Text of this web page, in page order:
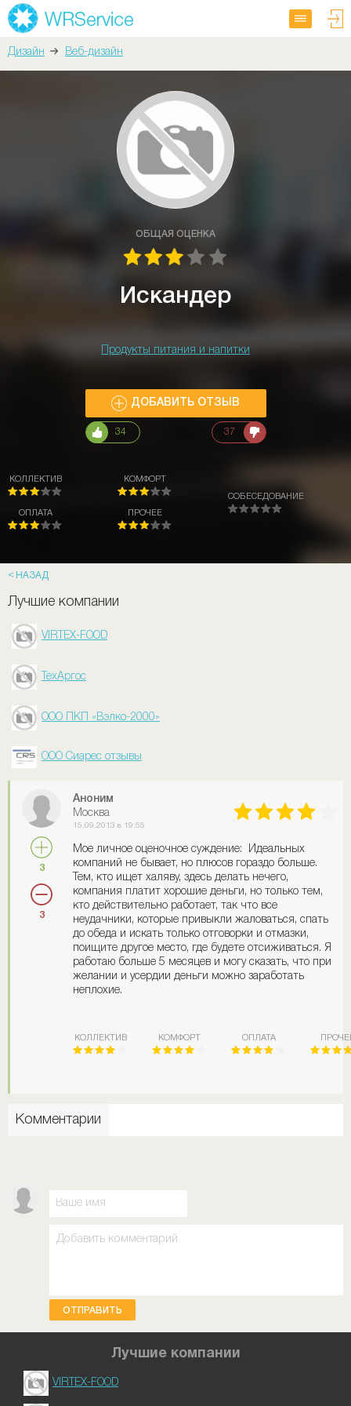
Дизайн Веб-дизайн
ОБЩАЯ ОЦЕНКА
Искандер
Продукты питания и напитки
ДОБАВИТЬ ОТЗЫВ
34 37
КОЛЛЕКТИВ
ОПЛАТА
КОМФОРТ
ПРОЧЕЕ
СОБЕСЕДОВАНИЕ
НАЗАД
Лучшие компании
VIRTEX-FOOD
ТехАргос
ООО ПКП «Вэлко-2000»
ООО Сиарес отзывы
3
3
Аноним
Москва
15.09.2013 в 19:55
Мое личное оценочное суждение: Идеальных
компаний не бывает, но плюсов гораздо больше.
Тем, кто ищет халяву, здесь делать нечего,
компания платит хорошие деньги, но только тем,
кто действительно работает, так что все
неудачники, которые привыкли жаловаться, спать
до обеда и искать только отговорки и отмазки,
поищите другое место, где будете отсиживаться. Я
работаю больше 5 месяцев и могу сказать, что при
желании и усердии деньги можно заработать
неплохие.
КОЛЛЕКТИВ КОМФОРТ ОПЛАТА
Комментарии
ОТПРАВИТЬ
Лучшие компании
VIRTEX-FOOD